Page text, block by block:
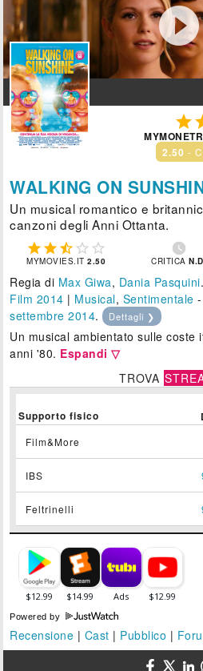


2.50 -
WALKING ON
Un musical romantico e
canzoni degli Anni Ottanta.
    
MYMOVIES.IT2.50

CRITICA
Regia di Max Giwa, Dania Pasquini.
Film 2014 | Musical, Sentimentale
settembre 2014. Dettagli ❯
Un musical ambientato sulle coste
anni '80. Espandi ▽
TROVA
Supporto fisico
Film&More
IBS
Feltrinelli
Powered by
Recensione | Cast | Pubblico |